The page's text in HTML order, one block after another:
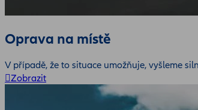
Oprava na místě
V případě, že to situace umožňuje, vyšleme
Zobrazit